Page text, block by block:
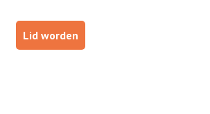
Lid worden